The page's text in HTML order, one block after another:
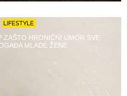
LIFESTYLE
ZAŠTO HRONIČNI UMOR SVE
MLADE ŽENE